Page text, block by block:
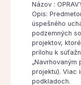
Názov :
Opis:
úspešného
podzemných
projektov,
prílohu k
projektu). Viac
podkladoch.